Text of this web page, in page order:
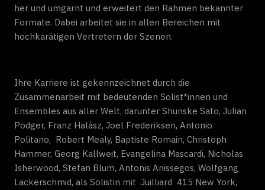
her und umgarnt und erweitert den Rahmen bekannter
Formate. Dabei arbeitet sie in allen Bereichen mit
hochkarätigen Vertretern der Szenen.
Ihre Karriere ist gekennzeichnet durch die
Zusammenarbeit mit bedeutenden Solist*innen und
Ensembles aus aller Welt, darunter Shunske Sato, Julian
Podger, Franz Halász, Joel Frederiksen, Antonio
Politano, Robert Mealy, Baptiste Romain, Christoph
Hammer, Georg Kallweit, Evangelina Mascardi, Nicholas
Isherwood, Stefan Blum, Antonis Anissegos, Wolfgang
Lackerschmid, als Solistin mit Juilliard 415 New York,